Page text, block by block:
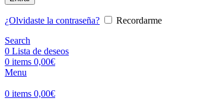
¿Olvidaste la contraseña?
Recordarme
Search
0 Lista de deseos
0 items 0,00€
Menu
0 items 0,00€